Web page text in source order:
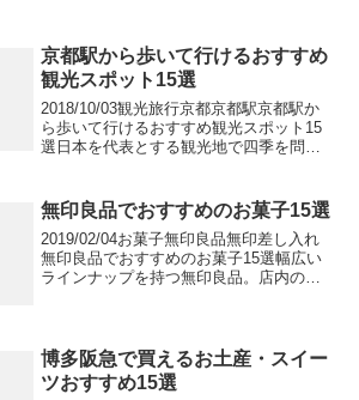
京都駅から歩いて行けるおすすめ
観光スポット15選
2018/10/03観光旅行京都京都駅京都駅か
ら歩いて行けるおすすめ観光スポット15
選日本を代表とする観光地で四季を問わ
ける観光スポットをご紹介します。電車
までの残りの...
無印良品でおすすめのお菓子15選
2019/02/04お菓子無印良品無印差し入れ
無印良品でおすすめのお菓子15選幅広い
ラインナップを持つ無印良品。店内の落
ついつい買い...
博多阪急で買えるお土産・スイー
ツおすすめ15選